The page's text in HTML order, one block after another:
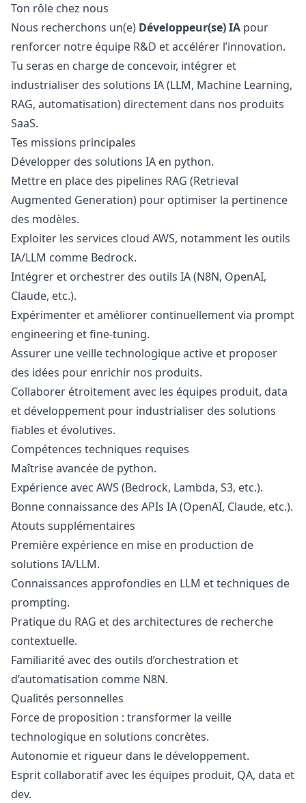
Ton rôle chez nous
Nous recherchons un(e) Développeur(se) IA pour
renforcer notre équipe R&D et accélérer l’innovation.
Tu seras en charge de concevoir, intégrer et
industrialiser des solutions IA (LLM, Machine Learning,
RAG, automatisation) directement dans nos produits
SaaS.
Tes missions principales
Développer des solutions IA en python.
Mettre en place des pipelines RAG (Retrieval
Augmented Generation) pour optimiser la pertinence
des modèles.
Exploiter les services cloud AWS, notamment les outils
IA/LLM comme Bedrock.
Intégrer et orchestrer des outils IA (N8N, OpenAI,
Claude, etc.).
Expérimenter et améliorer continuellement via prompt
engineering et fine-tuning.
Assurer une veille technologique active et proposer
des idées pour enrichir nos produits.
Collaborer étroitement avec les équipes produit, data
et développement pour industrialiser des solutions
fiables et évolutives.
Compétences techniques requises
Maîtrise avancée de python.
Expérience avec AWS (Bedrock, Lambda, S3, etc.).
Bonne connaissance des APIs IA (OpenAI, Claude, etc.).
Atouts supplémentaires
Première expérience en mise en production de
solutions IA/LLM.
Connaissances approfondies en LLM et techniques de
prompting.
Pratique du RAG et des architectures de recherche
contextuelle.
Familiarité avec des outils d’orchestration et
d’automatisation comme N8N.
Qualités personnelles
Force de proposition : transformer la veille
technologique en solutions concrètes.
Autonomie et rigueur dans le développement.
Esprit collaboratif avec les équipes produit, QA, data et
dev.